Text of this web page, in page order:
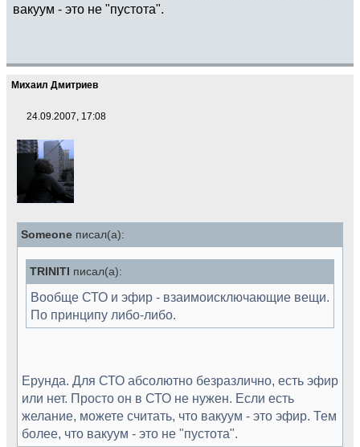
вакуум - это не "пустота".
Михаил Дмитриев
24.09.2007, 17:08
Someone писал(а):
TRINITI писал(а):
Вообще СТО и эфир - взаимоисключающие вещи.
По принципу либо-либо.
Ерунда. Для СТО абсолютно безразлично, есть эфир
или нет. Просто он в СТО не нужен. Если есть
желание, можете считать, что вакуум - это эфир. Тем
более, что вакуум - это не "пустота".